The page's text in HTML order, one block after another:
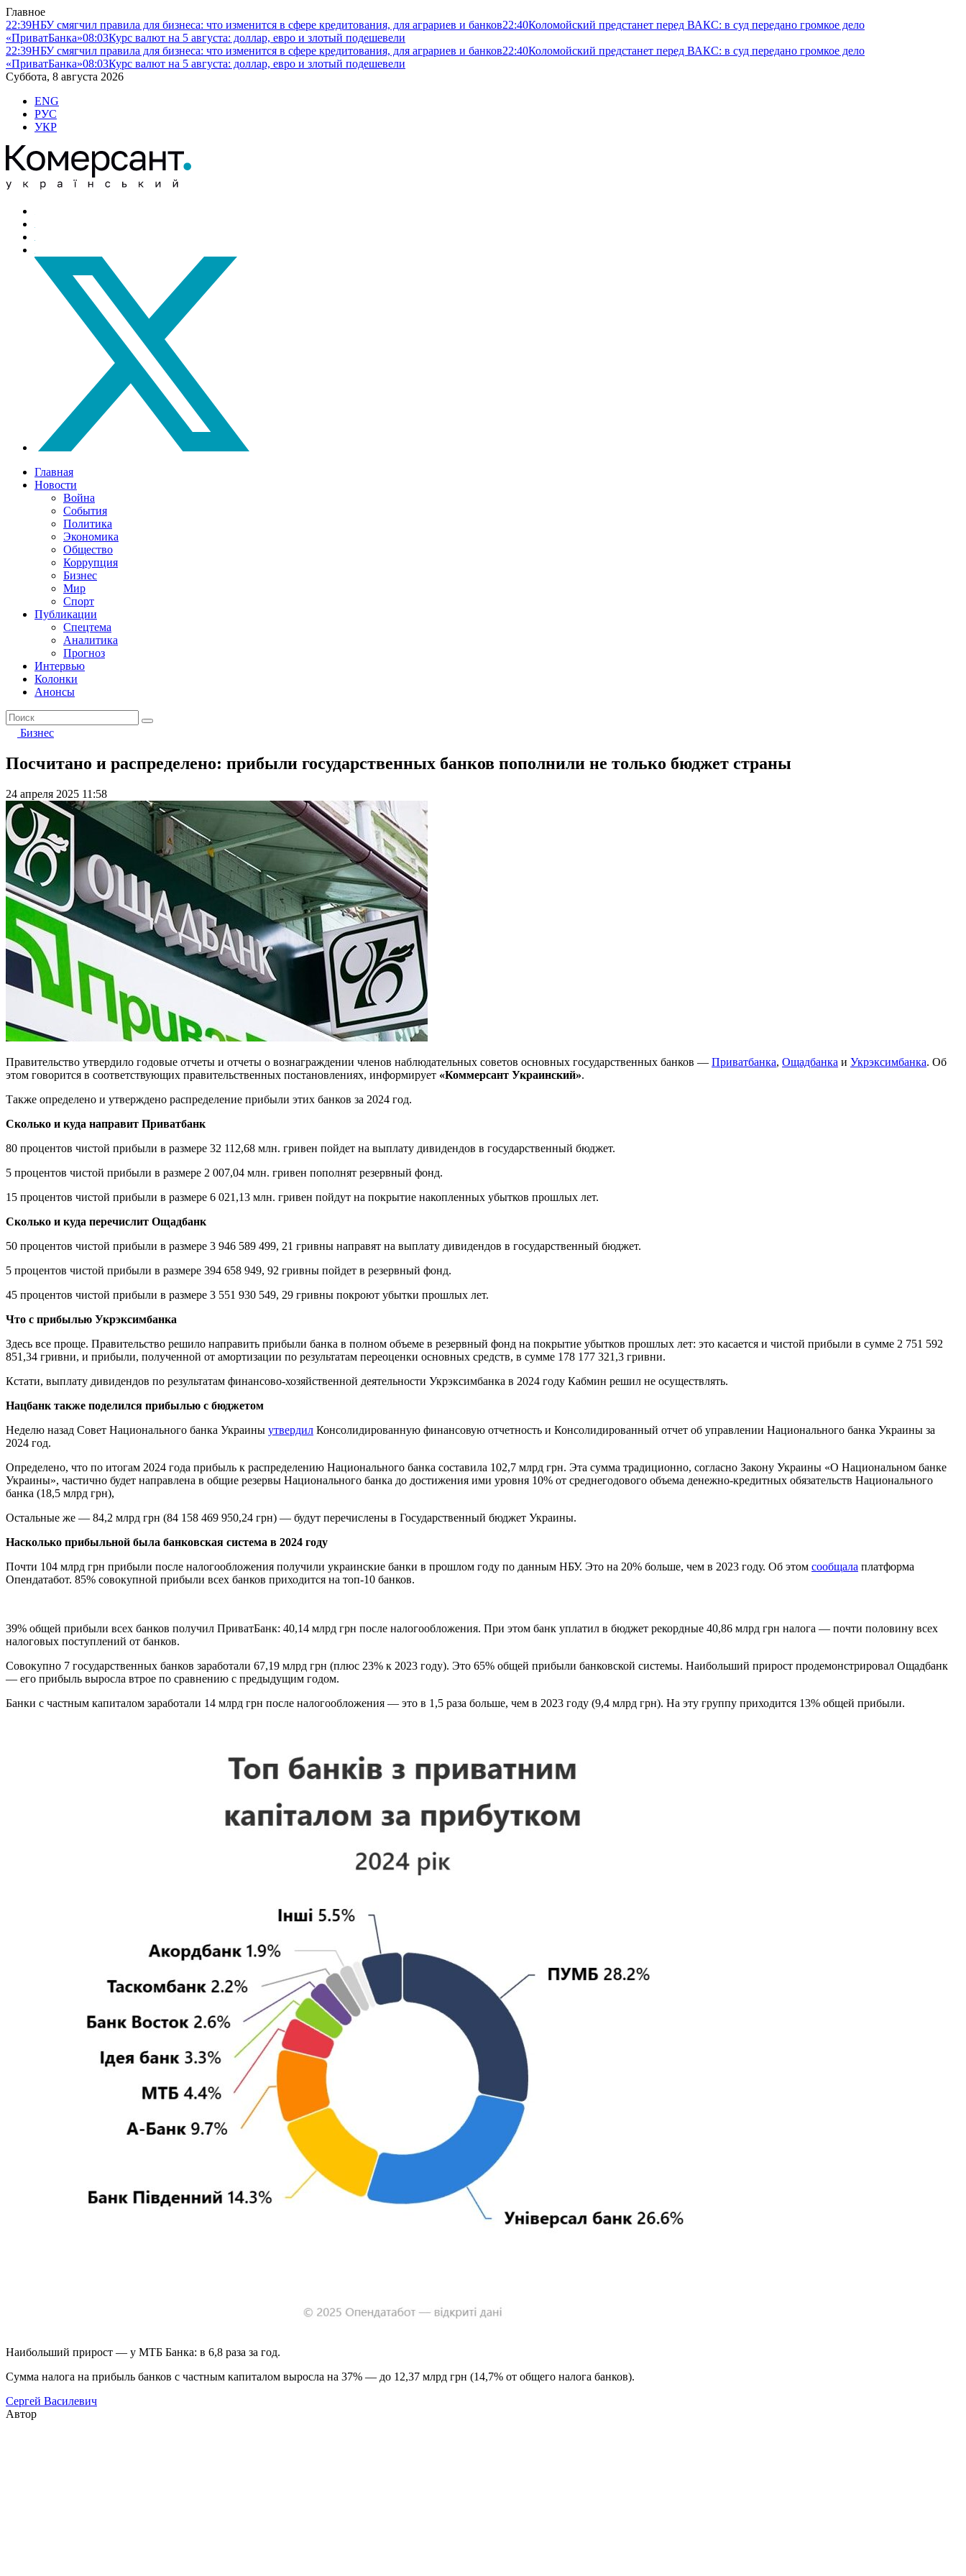
Главное
22:39НБУ смягчил правила для бизнеса: что изменится в сфере кредитования, для аграриев и банков22:40Коломойский предстанет перед ВАКС: в суд передано громкое дело
«ПриватБанка»08:03Курс валют на 5 августа: доллар, евро и злотый подешевели
22:39НБУ смягчил правила для бизнеса: что изменится в сфере кредитования, для аграриев и банков22:40Коломойский предстанет перед ВАКС: в суд передано громкое дело
«ПриватБанка»08:03Курс валют на 5 августа: доллар, евро и злотый подешевели
Суббота, 8 августа 2026
ENG
РУС
УКР
Главная
Новости
Война
События
Политика
Экономика
Общество
Коррупция
Бизнес
Мир
Спорт
Публикации
Спецтема
Аналитика
Прогноз
Интервью
Колонки
Анонсы
Бизнес
Посчитано и распределено: прибыли государственных банков пополнили не только бюджет страны
24 апреля 2025 11:58
Правительство утвердило годовые отчеты и отчеты о вознаграждении членов наблюдательных советов основных государственных банков — Приватбанка, Ощадбанка и Укрэксимбанка. Об
этом говорится в соответствующих правительственных постановлениях, информирует «Коммерсант Украинский».
Также определено и утверждено распределение прибыли этих банков за 2024 год.
Сколько и куда направит Приватбанк
80 процентов чистой прибыли в размере 32 112,68 млн. гривен пойдет на выплату дивидендов в государственный бюджет.
5 процентов чистой прибыли в размере 2 007,04 млн. гривен пополнят резервный фонд.
15 процентов чистой прибыли в размере 6 021,13 млн. гривен пойдут на покрытие накопленных убытков прошлых лет.
Сколько и куда перечислит Ощадбанк
50 процентов чистой прибыли в размере 3 946 589 499, 21 гривны направят на выплату дивидендов в государственный бюджет.
5 процентов чистой прибыли в размере 394 658 949, 92 гривны пойдет в резервный фонд.
45 процентов чистой прибыли в размере 3 551 930 549, 29 гривны покроют убытки прошлых лет.
Что с прибылью Укрэксимбанка
Здесь все проще. Правительство решило направить прибыли банка в полном объеме в резервный фонд на покрытие убытков прошлых лет: это касается и чистой прибыли в сумме 2 751 592
851,34 гривни, и прибыли, полученной от амортизации по результатам переоценки основных средств, в сумме 178 177 321,3 гривни.
Кстати, выплату дивидендов по результатам финансово-хозяйственной деятельности Укрэксимбанка в 2024 году Кабмин решил не осуществлять.
Нацбанк также поделился прибылью с бюджетом
Неделю назад Совет Национального банка Украины утвердил Консолидированную финансовую отчетность и Консолидированный отчет об управлении Национального банка Украины за
2024 год.
Определено, что по итогам 2024 года прибыль к распределению Национального банка составила 102,7 млрд грн. Эта сумма традиционно, согласно Закону Украины «О Национальном банке
Украины», частично будет направлена в общие резервы Национального банка до достижения ими уровня 10% от среднегодового объема денежно-кредитных обязательств Национального
банка (18,5 млрд грн),
Остальные же — 84,2 млрд грн (84 158 469 950,24 грн) — будут перечислены в Государственный бюджет Украины.
Насколько прибыльной была банковская система в 2024 году
Почти 104 млрд грн прибыли после налогообложения получили украинские банки в прошлом году по данным НБУ. Это на 20% больше, чем в 2023 году. Об этом сообщала платформа
Опендатабот. 85% совокупной прибыли всех банков приходится на топ-10 банков.
39% общей прибыли всех банков получил ПриватБанк: 40,14 млрд грн после налогообложения. При этом банк уплатил в бюджет рекордные 40,86 млрд грн налога — почти половину всех
налоговых поступлений от банков.
Совокупно 7 государственных банков заработали 67,19 млрд грн (плюс 23% к 2023 году). Это 65% общей прибыли банковской системы. Наибольший прирост продемонстрировал Ощадбанк
— его прибыль выросла втрое по сравнению с предыдущим годом.
Банки с частным капиталом заработали 14 млрд грн после налогообложения — это в 1,5 раза больше, чем в 2023 году (9,4 млрд грн). На эту группу приходится 13% общей прибыли.
Наибольший прирост — у МТБ Банка: в 6,8 раза за год.
Сумма налога на прибыль банков с частным капиталом выросла на 37% — до 12,37 млрд грн (14,7% от общего налога банков).
Сергей Василевич
Автор